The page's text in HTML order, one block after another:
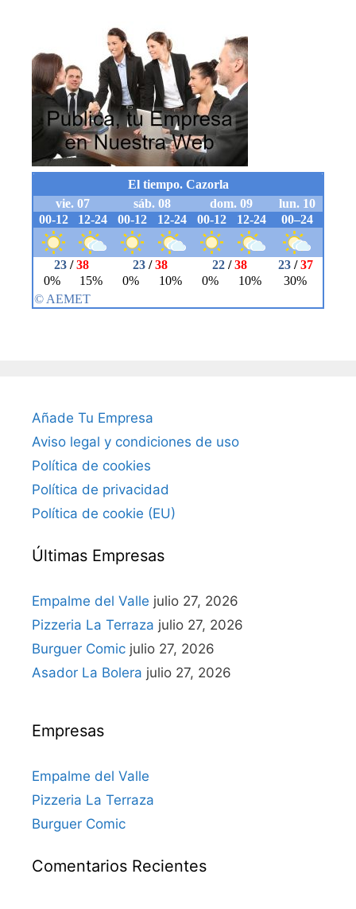
Añade Tu Empresa
Aviso legal y condiciones de uso
Política de cookies
Política de privacidad
Política de cookie (EU)
Últimas Empresas
Empalme del Valle julio 27, 2026
Pizzeria La Terraza julio 27, 2026
Burguer Comic julio 27, 2026
Asador La Bolera julio 27, 2026
Empresas
Empalme del Valle
Pizzeria La Terraza
Burguer Comic
Comentarios Recientes